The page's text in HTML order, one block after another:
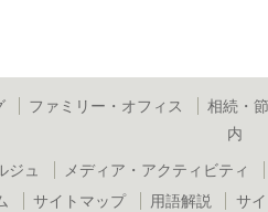
ファミリー・オフィス 相続・
内
ジュ メディア・アクティビティ
サイトマップ 用語解説 サ